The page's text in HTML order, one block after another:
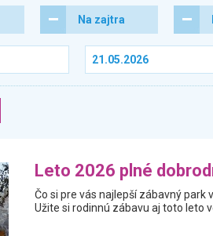
Na zajtra
Leto 2026 plné
Čo si pre vás najlepší zábavný park
Užite si rodinnú zábavu aj toto leto